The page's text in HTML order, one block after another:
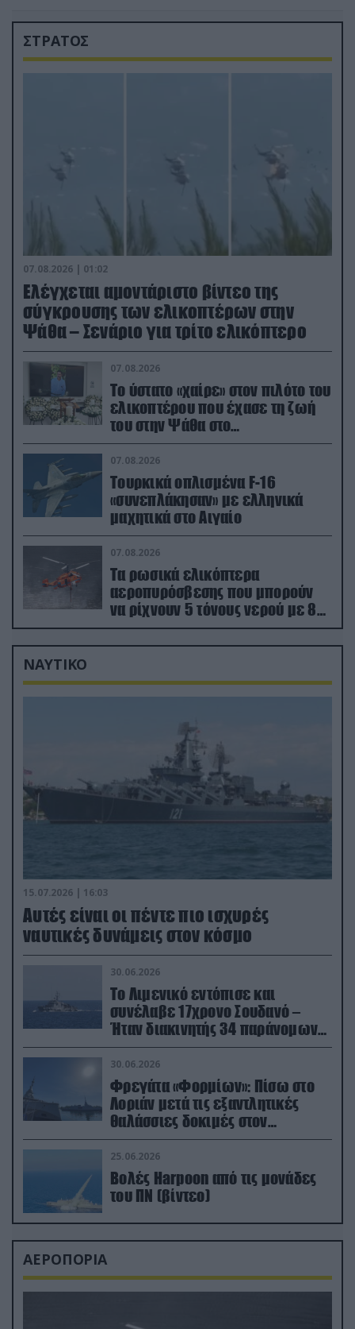
ΣΤΡΑΤΟΣ
07.08.2026 | 01:02
Ελέγχεται αμοντάριστο βίντεο της
σύγκρουσης των ελικοπτέρων στην
Ψάθα – Σενάριο για τρίτο ελικόπτερο
07.08.2026
Το ύστατο «χαίρε» στον πιλότο του
ελικοπτέρου που έχασε τη ζωή
του στην Ψάθα στο
αποτεφρωτήριο Ριτσώνας
07.08.2026
Τουρκικά οπλισμένα F-16
«συνεπλάκησαν» με ελληνικά
μαχητικά στο Αιγαίο
07.08.2026
Τα ρωσικά ελικόπτερα
αεροπυρόσβεσης που μπορούν
να ρίχνουν 5 τόνους νερού με 8
μποφόρ
ΝΑΥΤΙΚΟ
15.07.2026 | 16:03
Aυτές είναι οι πέντε πιο ισχυρές
ναυτικές δυνάμεις στον κόσμο
30.06.2026
Το Λιμενικό εντόπισε και
συνέλαβε 17χρονο Σουδανό –
Ήταν διακινητής 34 παράνομων
μεταναστών
30.06.2026
Φρεγάτα «Φορμίων»: Πίσω στο
Λοριάν μετά τις εξαντλητικές
θαλάσσιες δοκιμές στον
απαιτητικό Βισκαϊκό
25.06.2026
Βολές Harpoon από τις μονάδες
του ΠΝ (βίντεο)
ΑΕΡΟΠΟΡΙΑ